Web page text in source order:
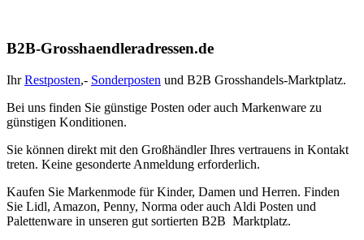
B2B-Grosshaendleradressen.de
IhrRestposten,- Sonderposten und B2B Grosshandels-Marktplatz.
Bei uns finden Sie günstige Posten oder auch Markenware zu
günstigen Konditionen.
Sie können direkt mit den Großhändler Ihres vertrauens in Kontakt
treten. Keine gesonderte Anmeldung erforderlich.
Kaufen Sie Markenmode für Kinder, Damen und Herren. Finden
Sie Lidl, Amazon, Penny, Norma oder auch Aldi Posten und
Palettenware in unseren gut sortierten B2B Marktplatz.